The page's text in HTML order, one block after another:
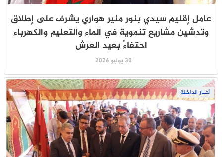
عامل إقليم سيدي بنور منير هواري يشرف على إطلاق
وتدشين مشاريع تنموية في الماء والتعليم والكهرباء
احتفاءً بعيد العرش
30 يوليو 2026
أخبار الداخلة